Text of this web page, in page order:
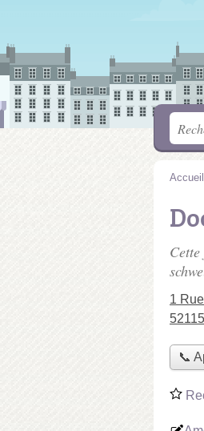
Accueil
1
📞